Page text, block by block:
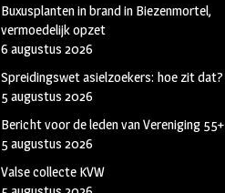
Buxusplanten in brand in Biezenmortel,
vermoedelijk opzet
6 augustus 2026
Spreidingswet asielzoekers: hoe zit dat?
5 augustus 2026
Bericht voor de leden van Vereniging 55+
5 augustus 2026
Valse collecte KVW